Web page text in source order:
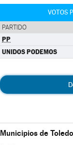
VOTOS
PARTIDO
PP
UNIDOS PODEMOS
Municipios de Toledo